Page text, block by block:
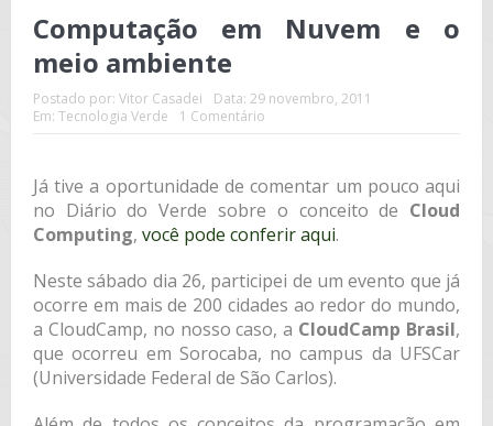
Computação em Nuvem e o
meio ambiente
Postado por: Vitor Casadei Data: 29 novembro, 2011
Em: Tecnologia Verde 1 Comentário
Já tive a oportunidade de comentar um pouco aqui
no Diário do Verde sobre o conceito de Cloud
Computing, você pode conferir aqui.
Neste sábado dia 26, participei de um evento que já
ocorre em mais de 200 cidades ao redor do mundo,
a CloudCamp, no nosso caso, a CloudCamp Brasil,
que ocorreu em Sorocaba, no campus da UFSCar
(Universidade Federal de São Carlos).